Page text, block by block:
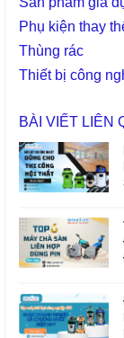
Phụ kiện thay
Thùng rác
Thiết bị công
BÀI VIẾT LIÊN